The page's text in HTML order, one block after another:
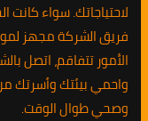
لاحتياجاتك. سواء كانت
فريق الشركة مجهز
الأمور تتفاقم، اتصل
واحمي بيئتك وأسرتك
وصحي طوال الوقت.